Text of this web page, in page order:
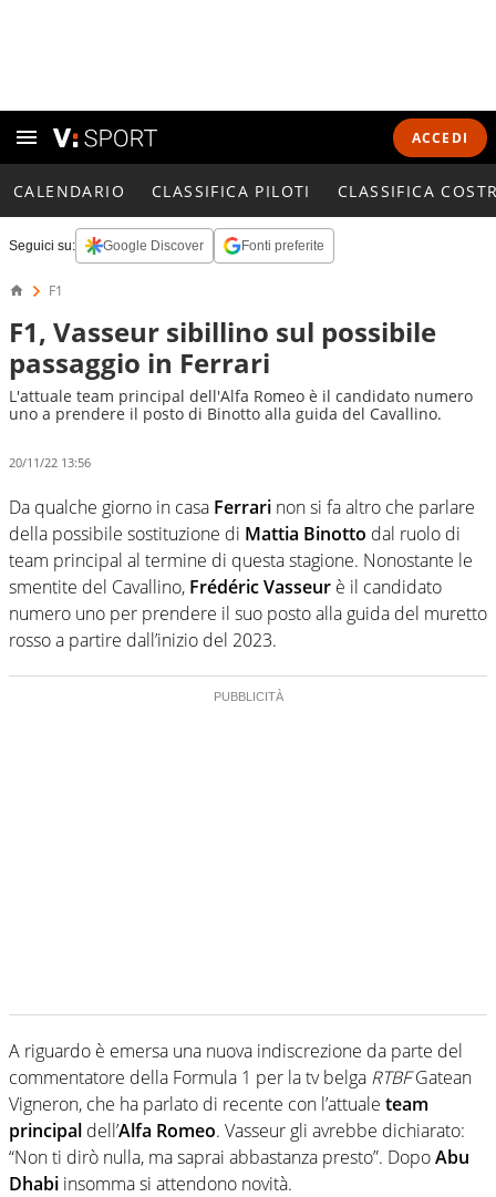
ACCEDI
CALENDARIO CLASSIFICA PILOTI CLASSIFICA
Seguici su: Google Discover Fonti preferite
F1
F1, Vasseur sibillino sul possibile
passaggio in Ferrari
L'attuale team principal dell'Alfa Romeo è il candidato numero
uno a prendere il posto di Binotto alla guida del Cavallino.
20/11/22 13:56
Da qualche giorno in casa Ferrari non si fa altro che parlare
della possibile sostituzione di Mattia Binotto dal ruolo di
team principal al termine di questa stagione. Nonostante le
smentite del Cavallino, Frédéric Vasseur è il candidato
numero uno per prendere il suo posto alla guida del muretto
rosso a partire dall’inizio del 2023.
A riguardo è emersa una nuova indiscrezione da parte del
commentatore della Formula 1 per la tv belga RTBFGatean
Vigneron, che ha parlato di recente con l’attuale team
principal dell’Alfa Romeo. Vasseur gli avrebbe dichiarato:
“Non ti dirò nulla, ma saprai abbastanza presto”. DopoAbu
Dhabi insomma si attendono novità.